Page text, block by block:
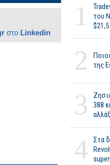
στο Linkedin
1
του
2
της
3
388
4
Στα